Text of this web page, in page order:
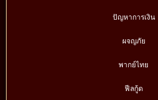
ปัญหาการเงิน
ผจญภัย
พากย์ไทย
ฟีลกู้ด